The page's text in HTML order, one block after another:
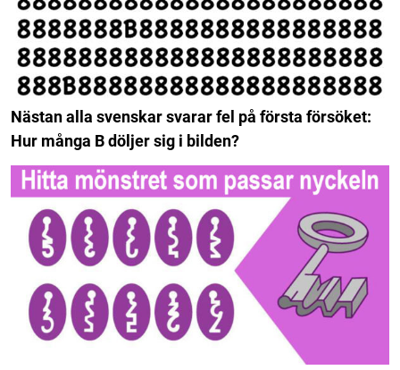
Nästan alla svenskar svarar fel på första försöket:
Hur många B döljer sig i bilden?